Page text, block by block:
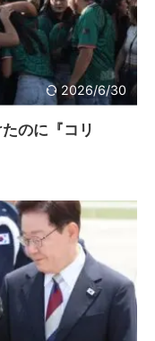
2026/6/30
のに『コリ